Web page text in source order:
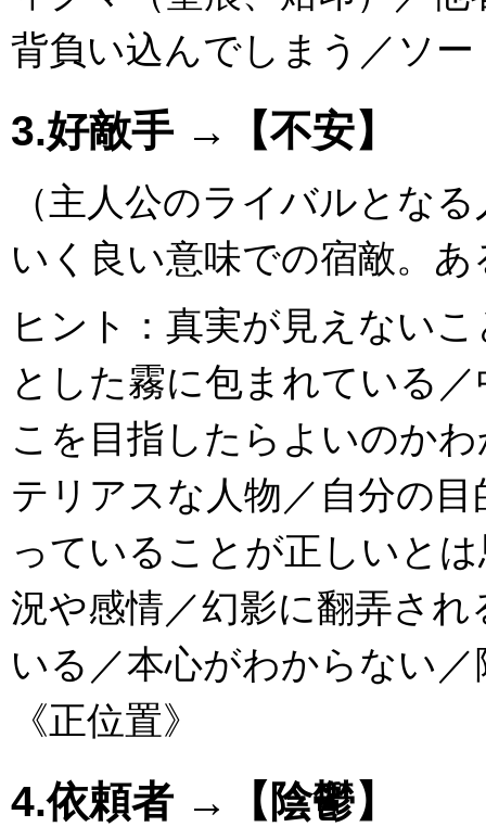
背負い込んでしまう／ソ
3.好敵手 →【不安】
（主人公のライバルとな
いく良い意味での宿敵。
ヒント：真実が見えない
とした霧に包まれている
こを目指したらよいのか
テリアスな人物／自分の
っていることが正しいと
況や感情／幻影に翻弄さ
いる／本心がわからない
《正位置》
4.依頼者 →【陰鬱】